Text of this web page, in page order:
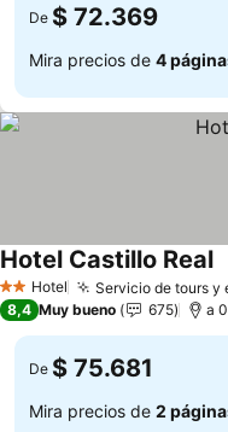
De $ 72.369
Mira precios de 4
2 Estrellas
Hotel Servicio de tours y
Hotel Castillo Real
8,4 Muy bueno 675 a
De $ 75.681
Mira precios de 2